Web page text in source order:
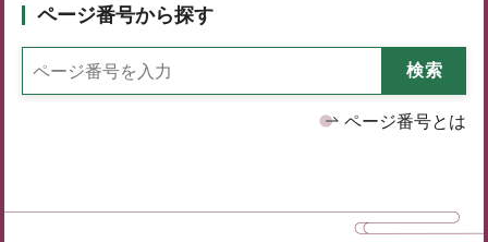
ページ番号から探す
ページ番号とは